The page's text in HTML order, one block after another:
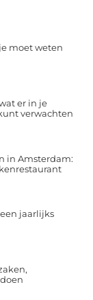
moet weten
er in je
verwachten
in Amsterdam:
jaarlijks